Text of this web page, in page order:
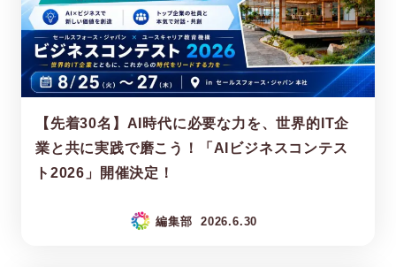
【先着30名】AI時代に必要な力を、世界的IT企
業と共に実践で磨こう！「AIビジネスコンテス
ト2026」開催決定！
編集部 2026.6.30